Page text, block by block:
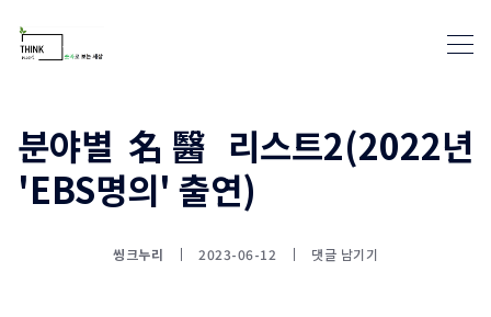
통계뉴스(www.statnews.net) 검
분야별 名醫 리스트2(2022년
'EBS명의' 출연)
씽크누리 2023-06-12 댓글 남기기